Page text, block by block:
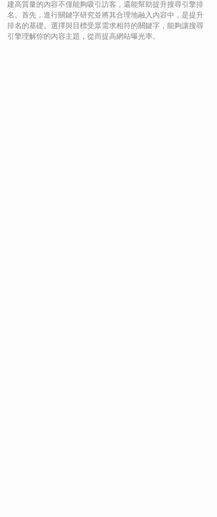
建高質量的內容不僅能夠吸引訪客，還能幫助提升搜尋引擎排
名。首先，進行關鍵字研究並將其合理地融入內容中，是提升
排名的基礎。選擇與目標受眾需求相符的關鍵字，能夠讓搜尋
引擎理解你的內容主題，從而提高網站曝光率。